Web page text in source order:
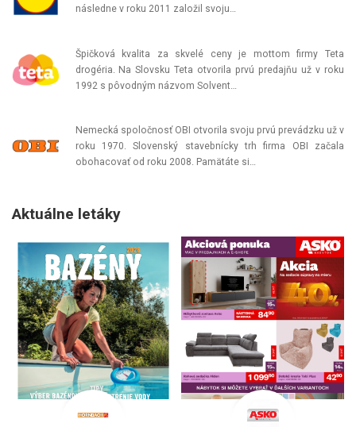
následne v roku 2011 založil svoju…
Špičková kvalita za skvelé ceny je mottom firmy Teta
drogéria. Na Slovsku Teta otvorila prvú predajňu už v roku
1992 s pôvodným názvom Solvent…
Nemecká spoločnosť OBI otvorila svoju prvú prevádzku už v
roku 1970. Slovenský stavebnícky trh firma OBI začala
obohacovať od roku 2008. Pamätáte si…
Aktuálne letáky